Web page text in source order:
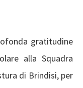
gratitudine
alla Squadra
di Brindisi, per